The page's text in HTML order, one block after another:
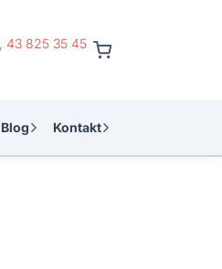
43 825 35 45
Blog Kontakt